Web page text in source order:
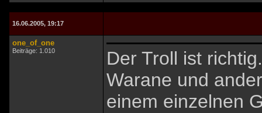
16.06.2005, 19:17
one_of_one
Beiträge: 1.010
Der Troll ist
Warane und
einem einzelnen